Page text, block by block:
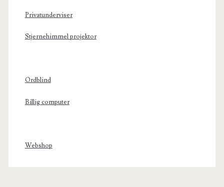
Privatunderviser
Stjernehimmel projektor
Ordblind
Billig computer
Webshop